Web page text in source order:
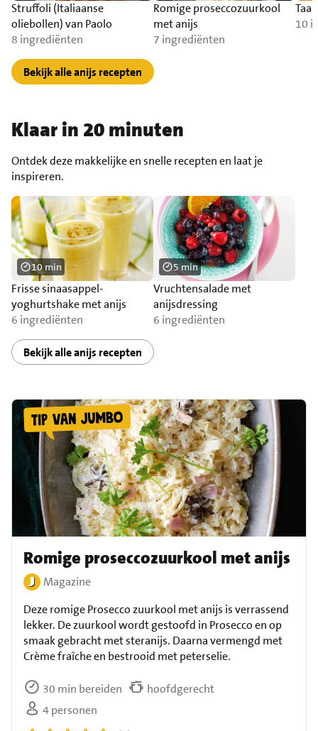
Struffoli (Italiaanse
oliebollen) van Paolo
8 ingrediënten
Romige proseccozuurkool
met anijs
7 ingrediënten
10
Bekijk alle anijs recepten
Klaar in 20 minuten
Ontdek deze makkelijke en snelle recepten en laat je
inspireren.
Frisse sinaasappel-
yoghurtshake met anijs
6 ingrediënten
10 min
Vruchtensalade met
anijsdressing
6 ingrediënten
5 min
Bekijk alle anijs recepten
Romige proseccozuurkool met anijs
Magazine
Deze romige Prosecco zuurkool met anijs is verrassend
lekker. De zuurkool wordt gestoofd in Prosecco en op
smaak gebracht met steranijs. Daarna vermengd met
Crème fraîche en bestrooid met peterselie.
30 min bereiden
hoofdgerecht
4 personen